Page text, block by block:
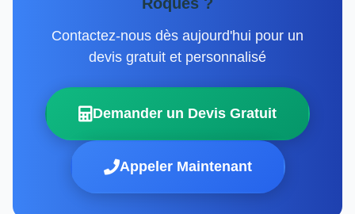
Contactez-nous dès aujourd'hui pour un
devis gratuit et personnalisé
Demander un Devis Gratuit
Appeler Maintenant